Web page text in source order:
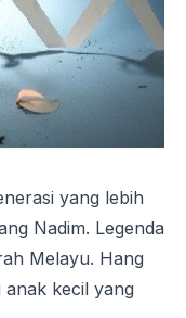
yang lebih
Nadim. Legenda
Melayu. Hang
kecil yang